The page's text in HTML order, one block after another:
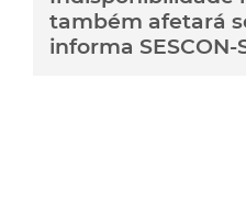
também afetará
informa SESCON-